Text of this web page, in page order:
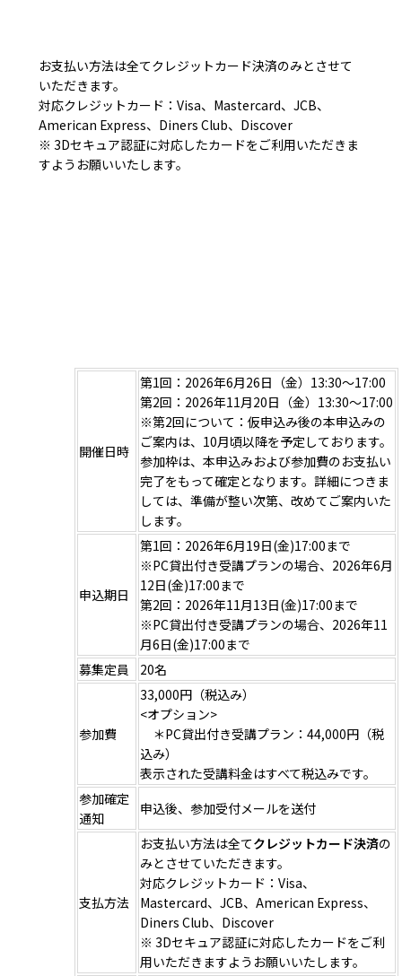
お支払い方法は全てクレジットカード決済のみとさせて
いただきます。
対応クレジットカード：Visa、Mastercard、JCB、
American Express、Diners Club、Discover
※ 3Dセキュア認証に対応したカードをご利用いただきま
すようお願いいたします。
開催日時
第1回：2026年6月26日（金）13:30～17:00
第2回：2026年11月20日（金）13:30～17:00
※第2回について：仮申込み後の本申込みの
ご案内は、10月頃以降を予定しております。
参加枠は、本申込みおよび参加費のお支払い
完了をもって確定となります。詳細につきま
しては、準備が整い次第、改めてご案内いた
します。
申込期日
第1回：2026年6月19日(金)17:00まで
※PC貸出付き受講プランの場合、2026年6月
12日(金)17:00まで
第2回：2026年11月13日(金)17:00まで
※PC貸出付き受講プランの場合、2026年11
月6日(金)17:00まで
募集定員
20名
参加費
33,000円（税込み）
<オプション>
＊PC貸出付き受講プラン：44,000円（税
込み）
表示された受講料金はすべて税込みです。
参加確定
通知
申込後、参加受付メールを送付
支払方法
お支払い方法は全てクレジットカード決済の
みとさせていただきます。
対応クレジットカード：Visa、
Mastercard、JCB、American Express、
Diners Club、Discover
※ 3Dセキュア認証に対応したカードをご利
用いただきますようお願いいたします。